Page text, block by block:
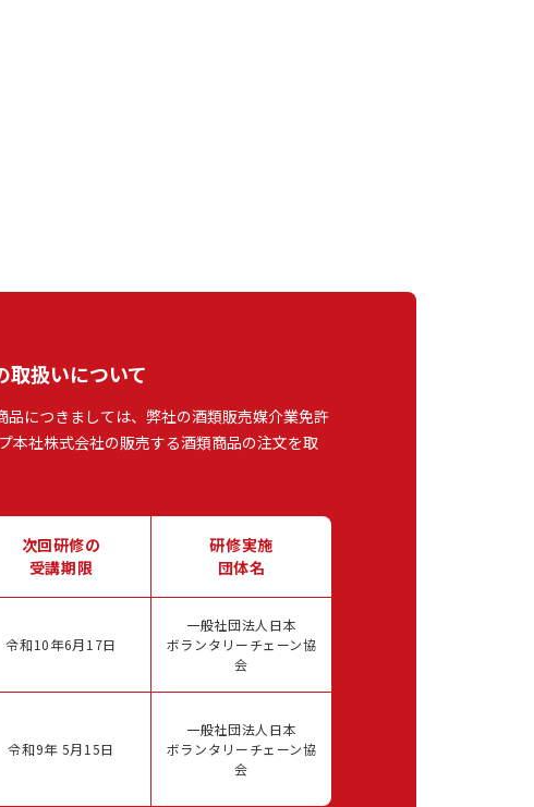
取扱いについて
品につきましては、弊社の酒類販売媒介業免許
本社株式会社の販売する酒類商品の注文を取
次回研修の
受講期限
研修実施
団体名
令和10年6月17日
一般社団法人日本
ボランタリーチェーン協
会
令和9年 5月15日
一般社団法人日本
ボランタリーチェーン協
会